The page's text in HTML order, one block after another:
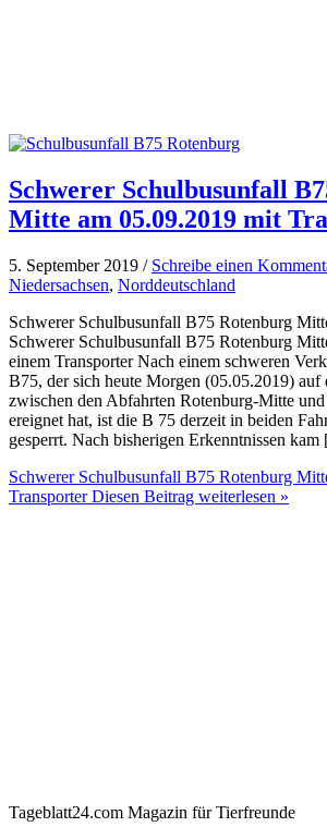
Schwerer Schulbusunfall
Mitte am 05.09.2019 mit
5. September 2019 / Schreibe einen
Niedersachsen, Norddeutschland
Schwerer Schulbusunfall B75 Rotenburg
Schwerer Schulbusunfall B75 Rotenburg
einem Transporter Nach einem schweren
B75, der sich heute Morgen (05.05.2019) auf
zwischen den Abfahrten Rotenburg-Mitte
ereignet hat, ist die B 75 derzeit in beiden
gesperrt. Nach bisherigen Erkenntnissen
Schwerer Schulbusunfall B75 Rotenburg
TransporterDiesen Beitrag weiterlesen »
Tageblatt24.com Magazin für Tierfreunde